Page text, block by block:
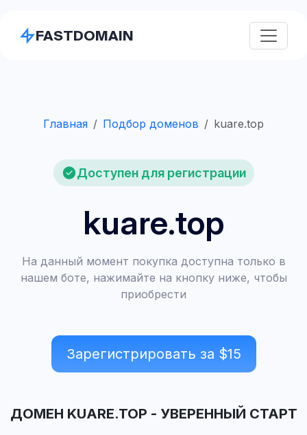
FASTDOMAIN
Главная Подбор доменов kuare.top
Доступен для регистрации
kuare.top
На данный момент покупка доступна только в
нашем боте, нажимайте на кнопку ниже, чтобы
приобрести
Зарегистрировать за $15
ДОМЕН KUARE.TOP - УВЕРЕННЫЙ СТАРТ